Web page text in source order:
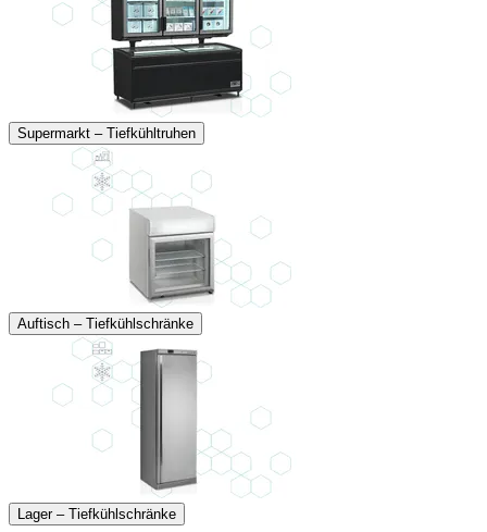
Supermarkt – Tiefkühltruhen
Auftisch – Tiefkühlschränke
Lager – Tiefkühlschränke